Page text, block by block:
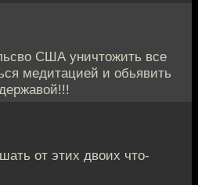
США уничтожить все
медитацией и обьявить
от этих двоих что-